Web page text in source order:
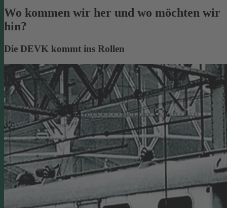
Wo kommen wir her und wo möchten wir
hin?
Die DEVK kommt ins Rollen